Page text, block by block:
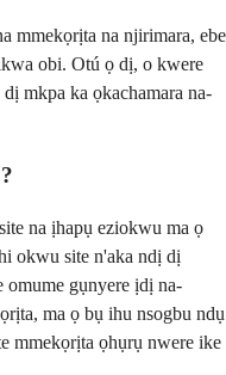
mmekọrịta na njirimara, ebe
obi. Otú ọ dị, o kwere
mkpa ka ọkachamara na-
na ịhapụ eziokwu ma ọ
okwu site n'aka ndị dị
gụnyere ịdị na-
ma ọ bụ ihu nsogbu ndụ
mmekọrịta ọhụrụ nwere ike